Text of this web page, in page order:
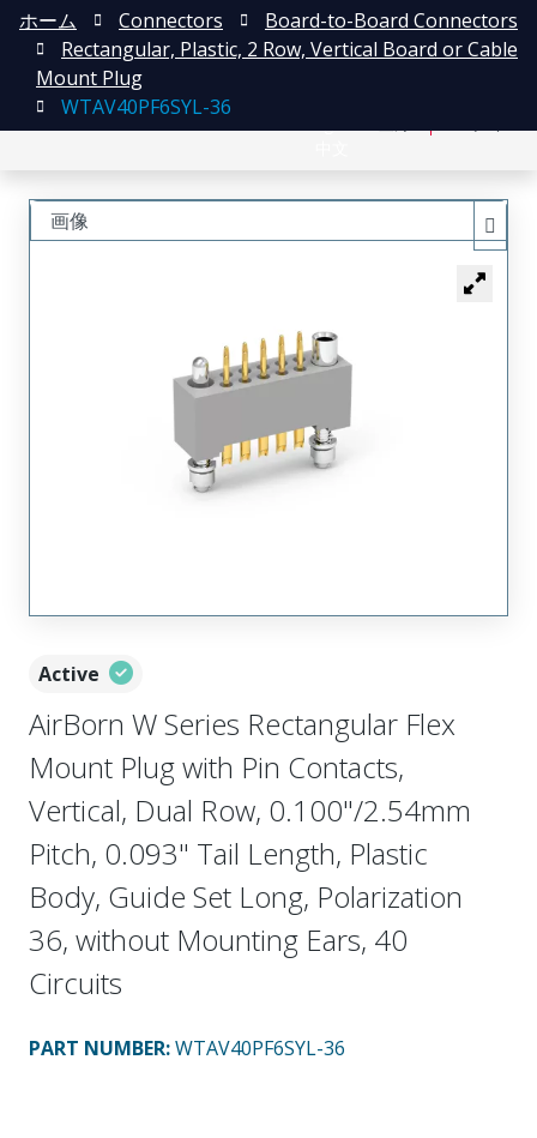
ホーム Connectors
Board-to-Board Connectors
Rectangular, Plastic, 2 Row, Vertical Board or Cable
Mount Plug
WTAV40PF6SYL-36
Active
AirBorn W Series Rectangular Flex
Mount Plug with Pin Contacts,
Vertical, Dual Row, 0.100"/2.54mm
Pitch, 0.093" Tail Length, Plastic
Body, Guide Set Long, Polarization
36, without Mounting Ears, 40
Circuits
PART NUMBER:WTAV40PF6SYL-36
画像